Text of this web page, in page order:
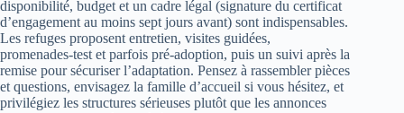
disponibilité, budget et un cadre légal (signature du certificat
d’engagement au moins sept jours avant) sont indispensables.
Les refuges proposent entretien, visites guidées,
promenades‑test et parfois pré‑adoption, puis un suivi après la
remise pour sécuriser l’adaptation. Pensez à rassembler pièces
et questions, envisagez la famille d’accueil si vous hésitez, et
privilégiez les structures sérieuses plutôt que les annonces